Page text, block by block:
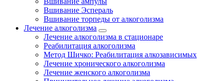
Вшивание Эспераль
Вшивание торпеды от алкоголизма
Лечение алкоголизма
Лечение алкоголизма в стационаре
Реабилитация алкоголизма
Метод Шичко: Реабилитация алкозависимых
Лечение хронического алкоголизма
Лечение женского алкоголизма